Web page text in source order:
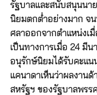
รัฐบาลและสนับสนุนนา
นิยมตกต่ำอย่างมาก จ
ศลาออกจากตำแหน่งเ
เป็นทางการเมื่อ 24 มี
อนุรักษ์นิยมได้รับคะแน
แคนาดาเห็นว่าผลงานด้
สหรัฐฯ ของรัฐบาลพรร